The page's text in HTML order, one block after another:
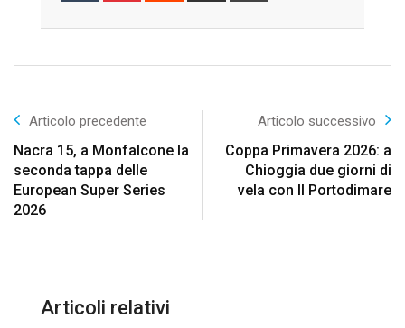
Articolo precedente
Nacra 15, a Monfalcone la
seconda tappa delle
European Super Series
2026
Articolo successivo
Coppa Primavera 2026: a
Chioggia due giorni di
vela con Il Portodimare
Articoli relativi